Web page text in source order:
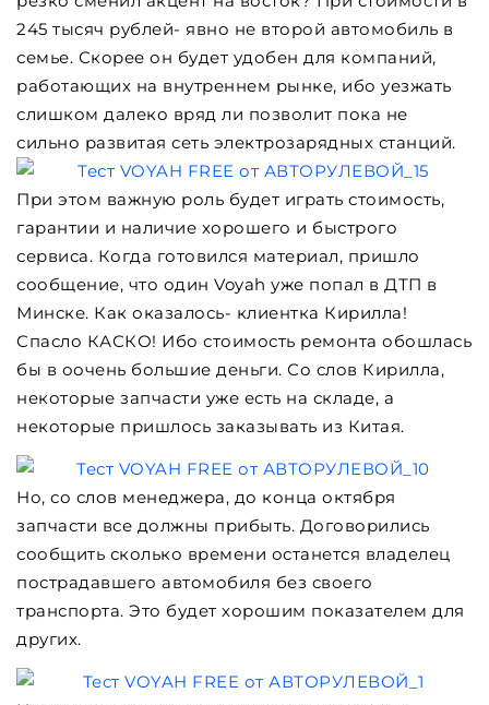
245 тысяч рублей- явно не второй автомобиль в
семье. Скорее он будет удобен для компаний,
работающих на внутреннем рынке, ибо уезжать
слишком далеко вряд ли позволит пока не
сильно развитая сеть электрозарядных станций.
При этом важную роль будет играть стоимость,
гарантии и наличие хорошего и быстрого
сервиса. Когда готовился материал, пришло
сообщение, что один Voyah уже попал в ДТП в
Минске. Как оказалось- клиентка Кирилла!
Спасло КАСКО! Ибо стоимость ремонта обошлась
бы в оочень большие деньги. Со слов Кирилла,
некоторые запчасти уже есть на складе, а
некоторые пришлось заказывать из Китая.
Но, со слов менеджера, до конца октября
запчасти все должны прибыть. Договорились
сообщить сколько времени останется владелец
пострадавшего автомобиля без своего
транспорта. Это будет хорошим показателем для
других.